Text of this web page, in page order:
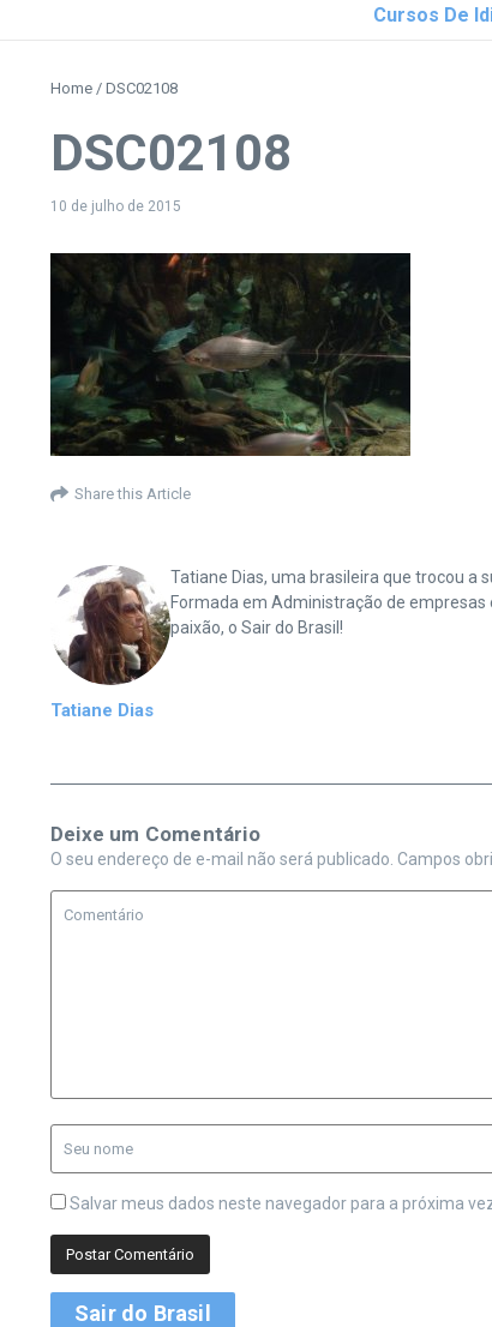
Cursos De
Home / DSC02108
DSC02108
10 de julho de 2015
Share this Article
Tatiane Dias
Tatiane Dias, uma brasileira que trocou a
Formada em Administração de
paixão, o Sair do Brasil!
Deixe um Comentário
O seu endereço de e-mail não será publicado. Campos
Salvar meus dados neste navegador para a próxima
Sair do Brasil